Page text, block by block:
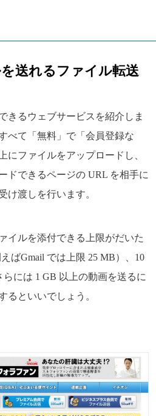
送れるファイル転送
きるウェブサービスを紹介しま
べて「無料」で「会員登録な
にファイルをアップロードし、
ドできるページの URL を相手に
け渡しを行います。
イルを添付できる上限がだいた
ばGmail では上限 25 MB）、10
には 1 GB 以上の動画を送るに
るといいでしょう。